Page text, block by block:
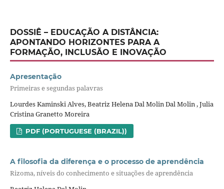
DOSSIÊ – EDUCAÇÃO A DISTÂNCIA:
APONTANDO HORIZONTES PARA A
FORMAÇÃO, INCLUSÃO E INOVAÇÃO
Apresentação
Primeiras e segundas palavras
Lourdes Kaminski Alves, Beatriz Helena Dal Molin Dal Molin , Julia
Cristina Granetto Moreira
PDF (PORTUGUESE (BRAZIL))
A filosofia da diferença e o processo de aprendência
Rizoma, níveis do conhecimento e situações de aprendência